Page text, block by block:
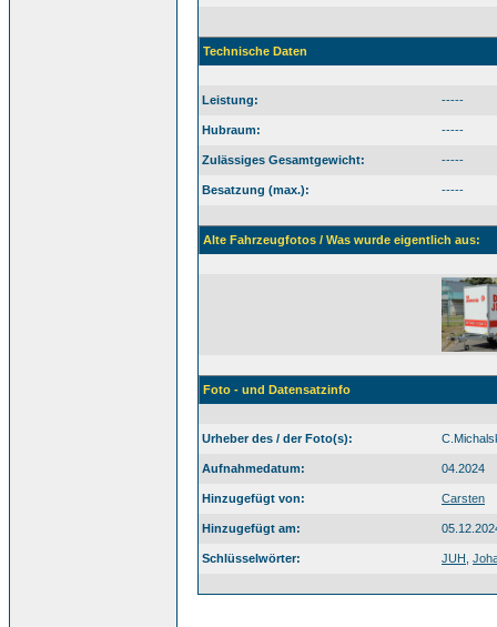
Technische Daten
Leistung: -----
Hubraum: -----
Zulässiges Gesamtgewicht: -----
Besatzung (max.): -----
Alte Fahrzeugfotos / Was wurde eigentlich aus:
Foto - und Datensatzinfo
Urheber des / der Foto(s):
Aufnahmedatum: 04.2024
Hinzugefügt von: Carsten
Hinzugefügt am:
Schlüsselwörter: JUH